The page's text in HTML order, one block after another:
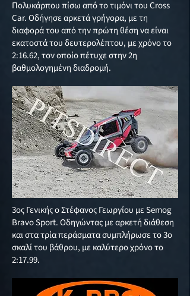
Πολυκάρπου πίσω από το τιμόνι του Cross
Car. Οδήγησε αρκετά γρήγορα, με τη
διαφορά του από την πρώτη θέση να είναι
εκατοστά του δευτερολέπτου, με χρόνο το
2:16.62, τον οποίο πέτυχε στην 2η
βαθμολογημένη διαδρομή.
3ος Γενικής ο Στέφανος Γεωργίου με Semog
Bravo Sport. Οδηγώντας με αρκετή διάθεση
και στα τρία περάσματα συμπλήρωσε το 3ο
σκαλί του βάθρου, με καλύτερο χρόνο το
2:17.99.